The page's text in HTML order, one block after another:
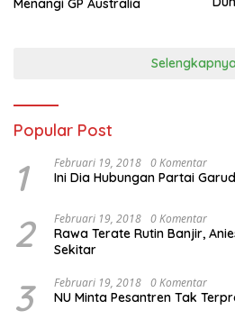
Menangi GP Australia
Selengkapnya
Popular Post
1 Februari 19, 2018 0 Komentar
Ini Dia Hubungan Partai
2 Februari 19, 2018 0 Komentar
Rawa Terate Rutin Banjir,
Sekitar
3 Februari 19, 2018 0 Komentar
NU Minta Pesantren Tak